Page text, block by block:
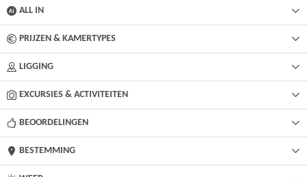
ALL IN
PRIJZEN & KAMERTYPES
LIGGING
EXCURSIES & ACTIVITEITEN
BEOORDELINGEN
BESTEMMING